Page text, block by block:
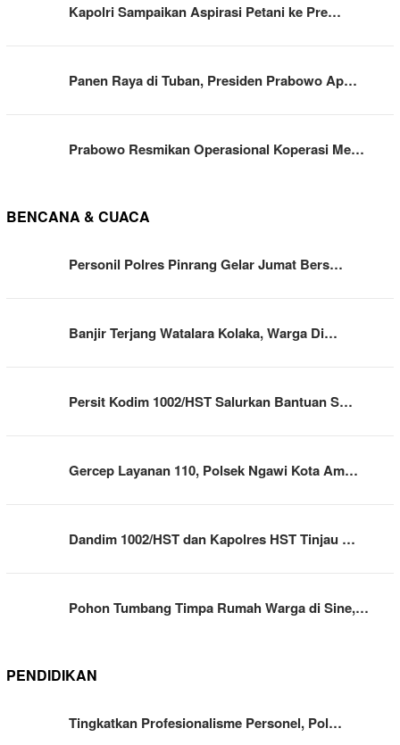
Kapolri Sampaikan Aspirasi Petani ke Pre…
Panen Raya di Tuban, Presiden Prabowo Ap…
Prabowo Resmikan Operasional Koperasi Me…
BENCANA & CUACA
Personil Polres Pinrang Gelar Jumat Bers…
Banjir Terjang Watalara Kolaka, Warga Di…
Persit Kodim 1002/HST Salurkan Bantuan S…
Gercep Layanan 110, Polsek Ngawi Kota Am…
Dandim 1002/HST dan Kapolres HST Tinjau …
Pohon Tumbang Timpa Rumah Warga di Sine,…
PENDIDIKAN
Tingkatkan Profesionalisme Personel, Pol…